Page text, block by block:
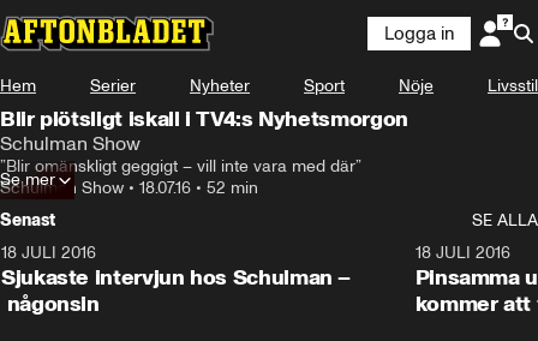
Logga in
Hem Serier Nyheter Sport Nöje Livsstil
Blir plötsligt iskall i TV4:s Nyhetsmorgon
Schulman Show
”Blir omänskligt geggigt – vill inte vara med där”
Schulman Show • 18.07.16 • 52 min
Se mer
Senast
SE ALLA
18 JULI 2016
Sjukaste intervjun hos Schulman –
någonsin
18 JULI 2016
Pinsamma
kommer att